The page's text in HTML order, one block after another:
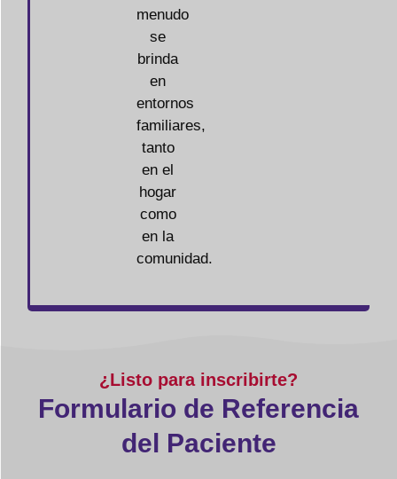
menudo
se
brinda
en
entornos
familiares,
tanto
en el
hogar
como
en la
comunidad.
¿Listo para inscribirte?
Formulario de Referencia
del Paciente